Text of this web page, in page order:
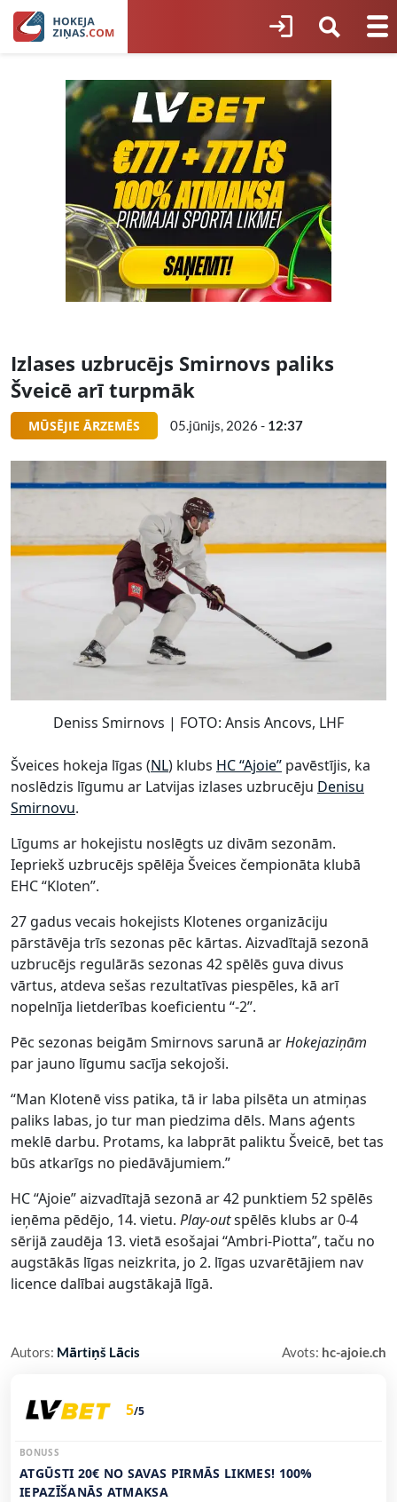
Izlases uzbrucējs Smirnovs paliks
Šveicē arī turpmāk
MŪSĒJIE ĀRZEMĒS 05.jūnijs, 2026 - 12:37
Deniss Smirnovs | FOTO: Ansis Ancovs, LHF
Šveices hokeja līgas (NL) klubs HC “Ajoie” pavēstījis, ka
noslēdzis līgumu ar Latvijas izlases uzbrucēju Denisu
Smirnovu.
Līgums ar hokejistu noslēgts uz divām sezonām.
Iepriekš uzbrucējs spēlēja Šveices čempionāta klubā
EHC “Kloten”.
27 gadus vecais hokejists Klotenes organizāciju
pārstāvēja trīs sezonas pēc kārtas. Aizvadītajā sezonā
uzbrucējs regulārās sezonas 42 spēlēs guva divus
vārtus, atdeva sešas rezultatīvas piespēles, kā arī
nopelnīja lietderības koeficientu “-2”.
Pēc sezonas beigām Smirnovs sarunā arHokejaziņām
par jauno līgumu sacīja sekojoši.
“Man Klotenē viss patika, tā ir laba pilsēta un atmiņas
paliks labas, jo tur man piedzima dēls. Mans aģents
meklē darbu. Protams, ka labprāt paliktu Šveicē, bet tas
būs atkarīgs no piedāvājumiem.”
HC “Ajoie” aizvadītajā sezonā ar 42 punktiem 52 spēlēs
ieņēma pēdējo, 14. vietu. Play-outspēlēs klubs ar 0-4
sērijā zaudēja 13. vietā esošajai “Ambri-Piotta”, taču no
augstākās līgas neizkrita, jo 2. līgas uzvarētājiem nav
licence dalībai augstākajā līgā.
Autors: Mārtiņš Lācis Avots: hc-ajoie.ch
5/5
BONUSS
ATGŪSTI 20€ NO SAVAS PIRMĀS LIKMES! 100%
IEPAZĪŠANĀS ATMAKSA